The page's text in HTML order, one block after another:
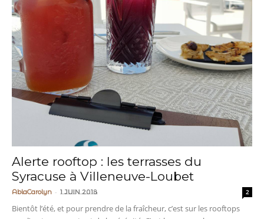
Alerte rooftop : les terrasses du
Syracuse à Villeneuve-Loubet
AblaCarolyn - 1 juin 2018 2
Bientôt l’été, et pour prendre de la fraîcheur, c’est sur les rooftops